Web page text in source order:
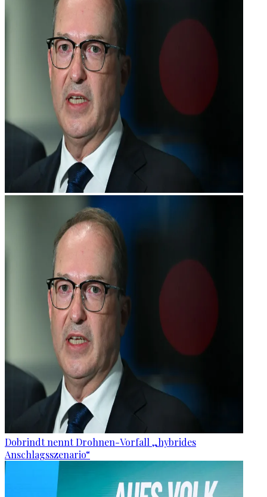
Dobrindt nennt Drohnen-Vorfall „hybrides
Anschlagsszenario“